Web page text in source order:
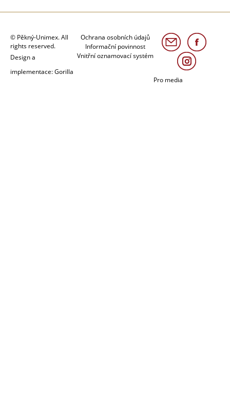
© Pěkný-Unimex. All
rights reserved.
Design a
implementace: Gorilla
Ochrana osobních údajů
Informační povinnost
Vnitřní oznamovací systém
Pro media